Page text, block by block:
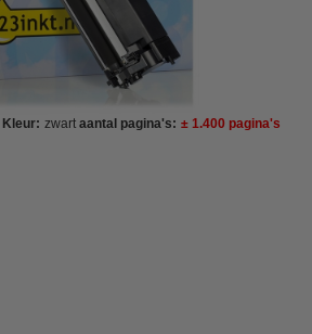
Kleur: zwart aantal pagina's: ± 1.400 pagina's